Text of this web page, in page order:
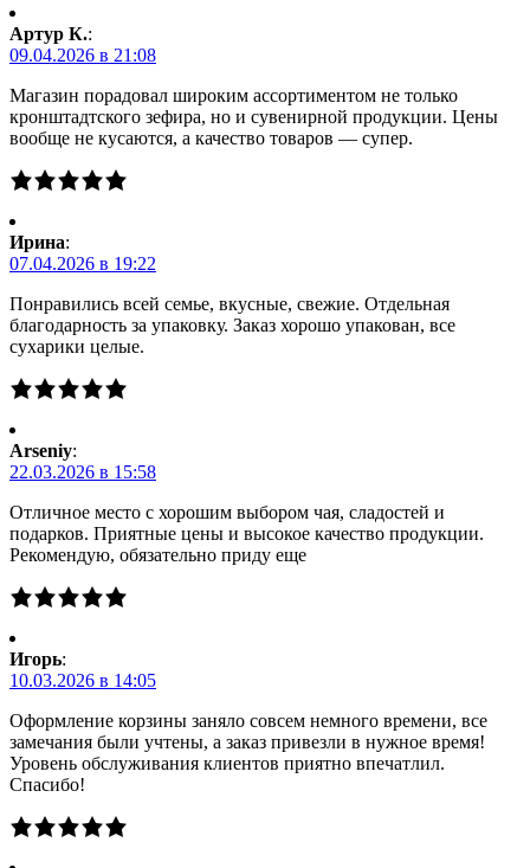
Артур К.:
09.04.2026 в 21:08
Магазин порадовал широким ассортиментом не только
кронштадтского зефира, но и сувенирной продукции. Цены
вообще не кусаются, а качество товаров — супер.
Ирина:
07.04.2026 в 19:22
Понравились всей семье, вкусные, свежие. Отдельная
благодарность за упаковку. Заказ хорошо упакован, все
сухарики целые.
Arseniy:
22.03.2026 в 15:58
Отличное место с хорошим выбором чая, сладостей и
подарков. Приятные цены и высокое качество продукции.
Рекомендую, обязательно приду еще
Игорь:
10.03.2026 в 14:05
Оформление корзины заняло совсем немного времени, все
замечания были учтены, а заказ привезли в нужное время!
Уровень обслуживания клиентов приятно впечатлил.
Спасибо!